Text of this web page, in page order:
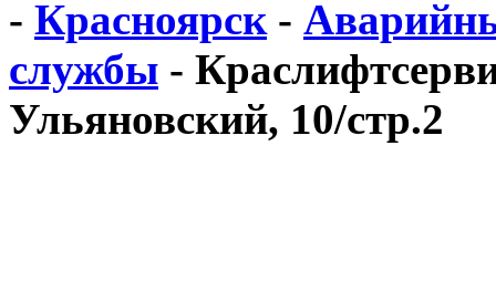
- Красноярск-
службы -
Ульяновский, 10/стр.2